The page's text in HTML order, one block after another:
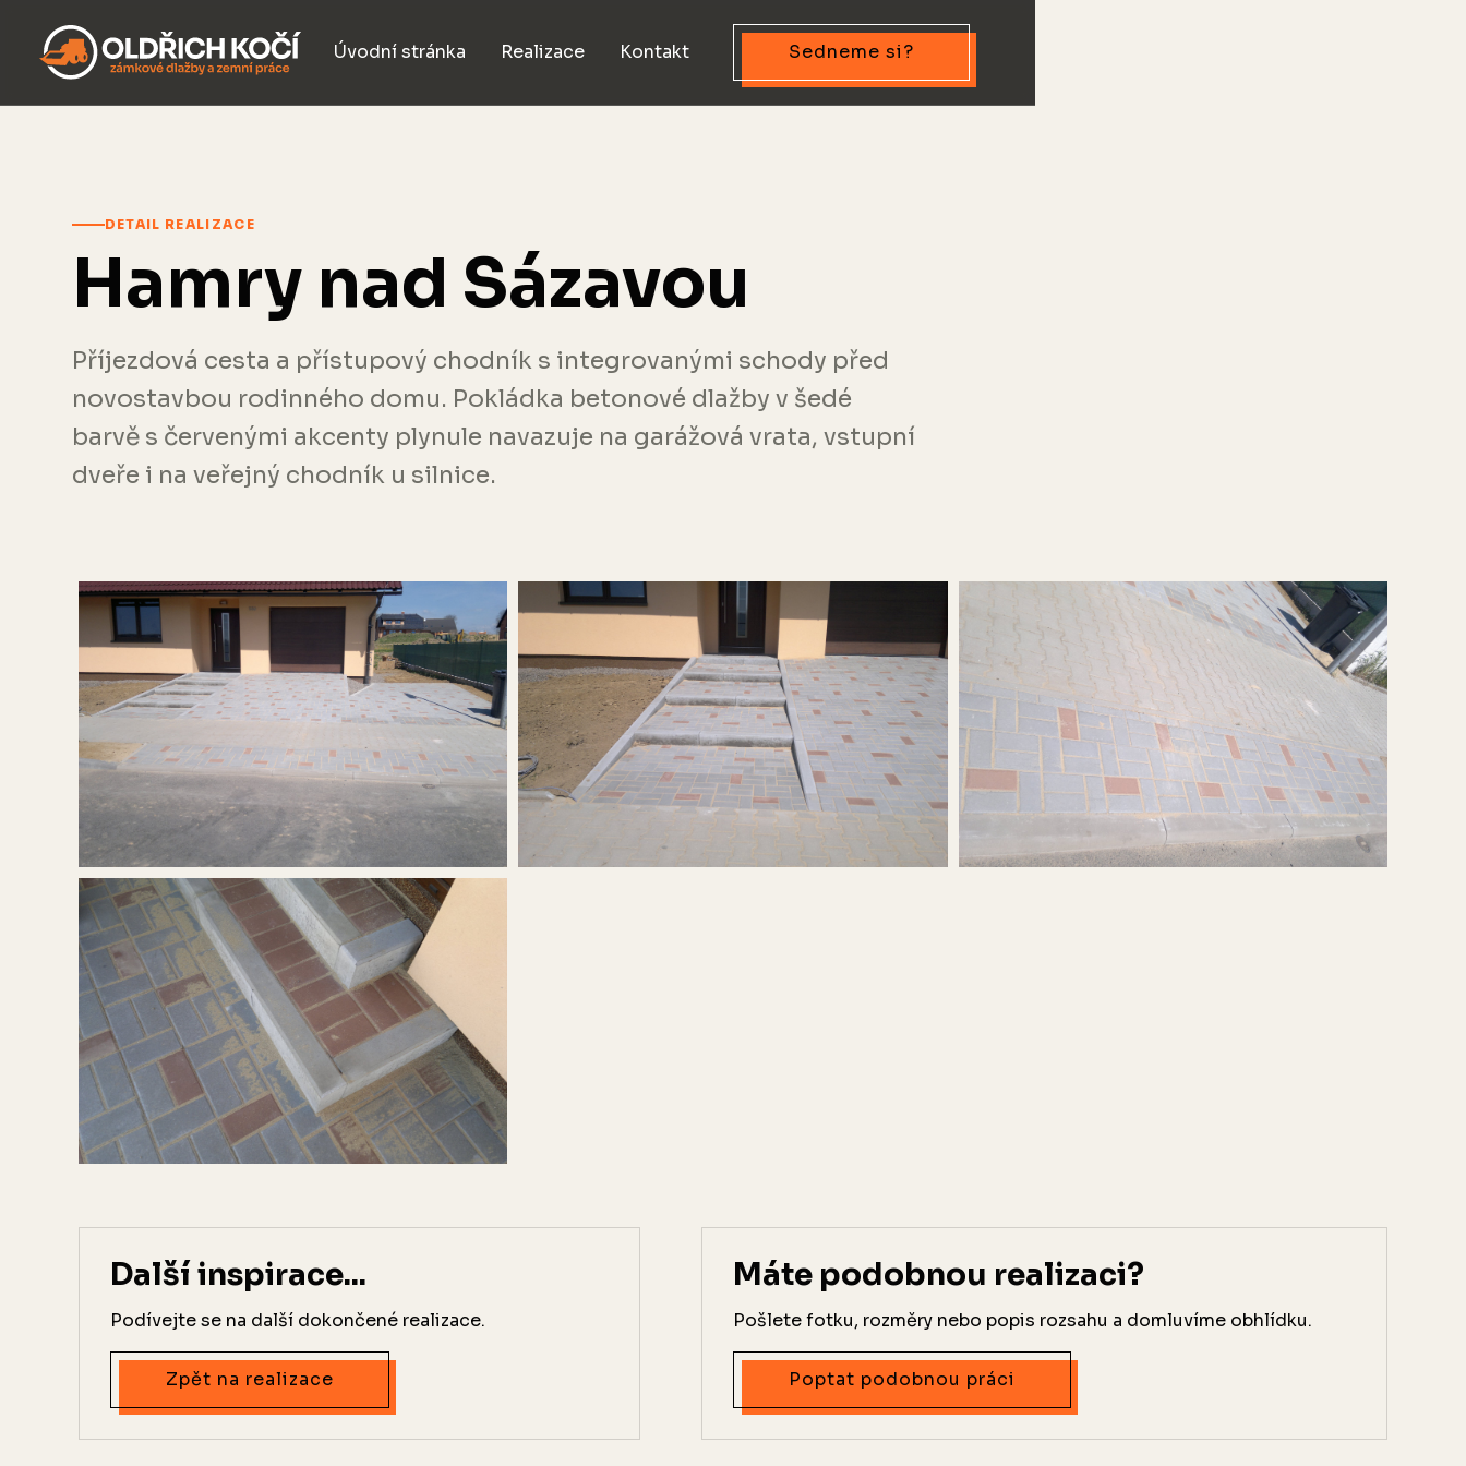
Úvodní stránka Realizace Kontakt Sedneme si?
DETAIL REALIZACE
Hamry nad Sázavou
Příjezdová cesta a přístupový chodník s integrovanými schody před
novostavbou rodinného domu. Pokládka betonové dlažby v šedé
barvě s červenými akcenty plynule navazuje na garážová vrata, vstupní
dveře i na veřejný chodník u silnice.
Další inspirace...
Podívejte se na další dokončené realizace.
Zpět na realizace
Máte podobnou realizaci?
Pošlete fotku, rozměry nebo popis rozsahu a domluvíme obhlídku.
Poptat podobnou práci